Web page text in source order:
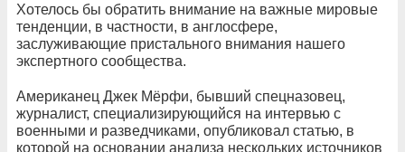
Хотелось бы обратить внимание на важные мировые
тенденции, в частности, в англосфере,
заслуживающие пристального внимания нашего
экспертного сообщества.
Американец Джек Мёрфи, бывший спецназовец,
журналист, специализирующийся на интервью с
военными и разведчиками, опубликовал статью, в
которой на основании анализа нескольких источников